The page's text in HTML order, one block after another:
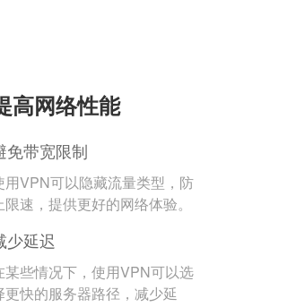
高网络性能
免带宽限制
用VPN可以隐藏流量类型，防
限速，提供更好的网络体验。
少延迟
某些情况下，使用VPN可以选
更快的服务器路径，减少延